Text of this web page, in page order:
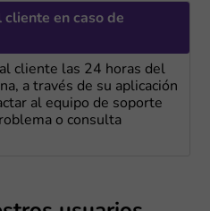
en caso de
cliente las 24 horas del
a través de su aplicación
al equipo de soporte
o consulta